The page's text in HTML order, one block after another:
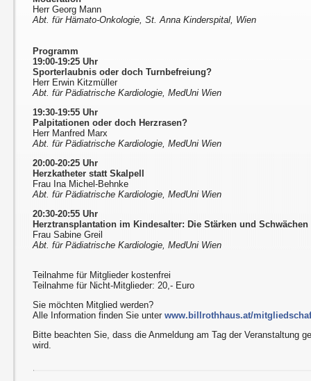
Herr Georg Mann
Abt. für Hämato-Onkologie, St. Anna Kinderspital, Wien
Programm
19:00-19:25 Uhr
Sporterlaubnis oder doch Turnbefreiung?
Herr Erwin Kitzmüller
Abt. für Pädiatrische Kardiologie, MedUni Wien
19:30-19:55 Uhr
Palpitationen oder doch Herzrasen?
Herr Manfred Marx
Abt. für Pädiatrische Kardiologie, MedUni Wien
20:00-20:25 Uhr
Herzkatheter statt Skalpell
Frau Ina Michel-Behnke
Abt. für Pädiatrische Kardiologie, MedUni Wien
20:30-20:55 Uhr
Herztransplantation im Kindesalter: Die Stärken und
Frau Sabine Greil
Abt. für Pädiatrische Kardiologie, MedUni Wien
Teilnahme für Mitglieder kostenfrei
Teilnahme für Nicht-Mitglieder: 20,- Euro
Sie möchten Mitglied werden?
Alle Information finden Sie unterwww.billrothhaus.at/
Bitte beachten Sie, dass die Anmeldung am Tag der Veranstaltung
wird.